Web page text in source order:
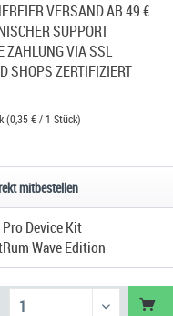
VERSAND AB 49 €
SUPPORT
ZAHLUNG VIA SSL
SHOPS ZERTIFIZIERT
(0,35 € / 1 Stück)
mitbestellen
Device Kit
Wave Edition